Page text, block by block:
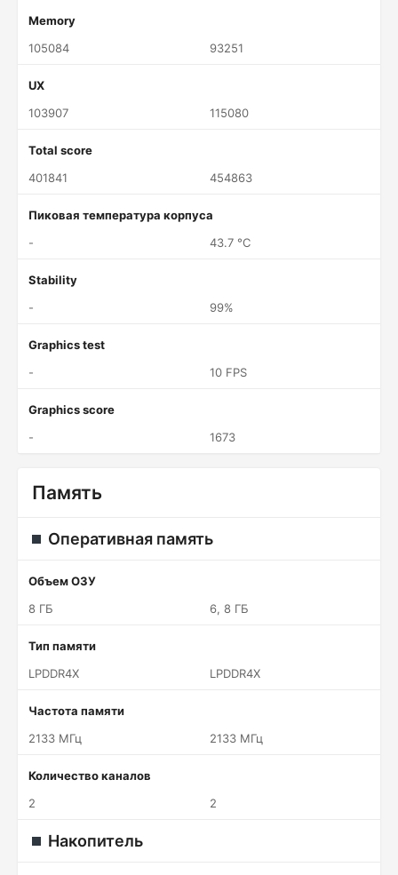
Memory
105084
93251
UX
103907
115080
Total score
401841
454863
Пиковая температура корпуса
-
43.7 °C
Stability
-
99%
Graphics test
-
10 FPS
Graphics score
-
1673
Память
Оперативная память
Объем ОЗУ
8 ГБ
6, 8 ГБ
Тип памяти
LPDDR4X
LPDDR4X
Частота памяти
2133 МГц
2133 МГц
Количество каналов
2
2
Накопитель